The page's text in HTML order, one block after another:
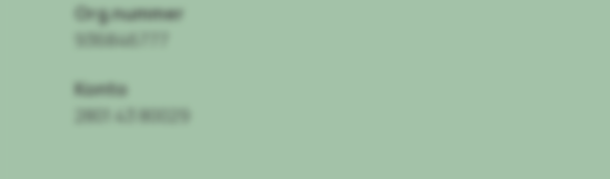
Org.nummer
936846777
Konto
2801 43 80029